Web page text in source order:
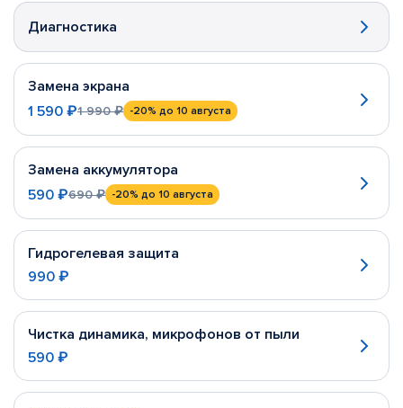
Диагностика
Замена экрана
1 590 ₽1 990 ₽ -20% до 10 августа
Замена аккумулятора
590 ₽690 ₽ -20% до 10 августа
Гидрогелевая защита
990 ₽
Чистка динамика, микрофонов от пыли
590 ₽